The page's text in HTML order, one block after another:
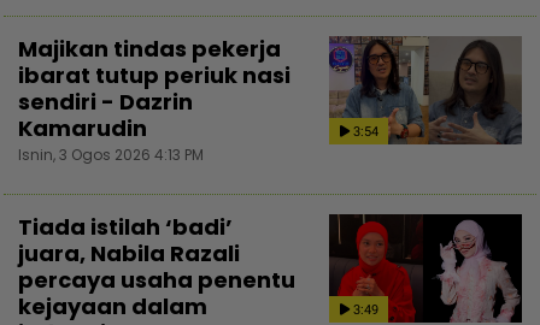
3:54
Majikan tindas pekerja
ibarat tutup periuk nasi
sendiri - Dazrin
Kamarudin
Isnin, 3 Ogos 2026 4:13 PM
3:49
Tiada istilah ‘badi’
juara, Nabila Razali
percaya usaha penentu
kejayaan dalam